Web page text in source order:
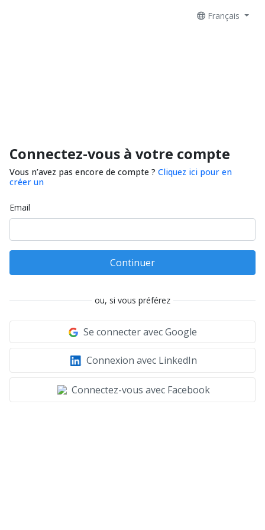
Français
Connectez-vous à votre compte
Vous n’avez pas encore de compte ? Cliquez ici pour en
créer un
Email
Continuer
ou, si vous préférez
Se connecter avec Google
Connexion avec LinkedIn
Connectez-vous avec Facebook